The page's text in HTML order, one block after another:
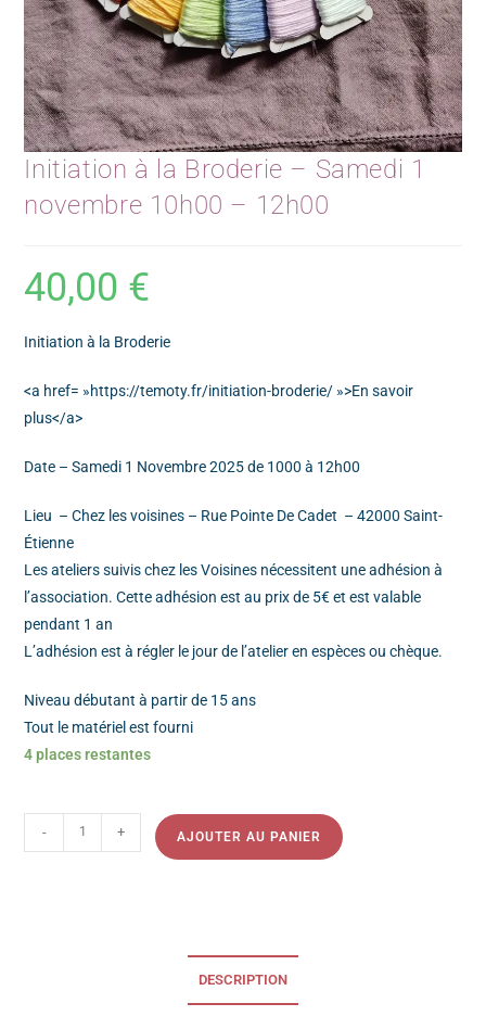
Initiation à la Broderie – Samedi 1
novembre 10h00 – 12h00
40,00 €
Initiation à la Broderie
<a href= »https://temoty.fr/initiation-broderie/ »>En savoir
plus</a>
Date – Samedi 1 Novembre 2025 de 1000 à 12h00
Lieu – Chez les voisines – Rue Pointe De Cadet – 42000 Saint-
Étienne
Les ateliers suivis chez les Voisines nécessitent une adhésion à
l’association. Cette adhésion est au prix de 5€ et est valable
pendant 1 an
L’adhésion est à régler le jour de l’atelier en espèces ou chèque.
Niveau débutant à partir de 15 ans
Tout le matériel est fourni
4 places restantes
- + AJOUTER AU PANIER
DESCRIPTION